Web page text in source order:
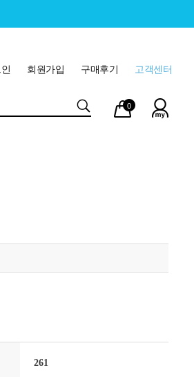
고객센터
구매후기
회원가입
마이
페이
장바
구니
0
261